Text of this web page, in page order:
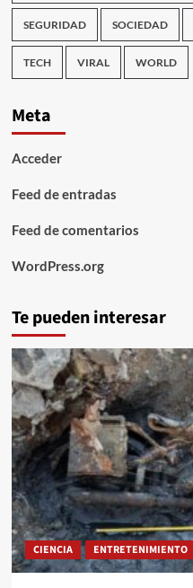
SEGURIDAD SOCIEDAD
TECH VIRAL WORLD
Meta
Acceder
Feed de entradas
Feed de comentarios
WordPress.org
Te pueden interesar
CIENCIA ENTRETENIMIENTO